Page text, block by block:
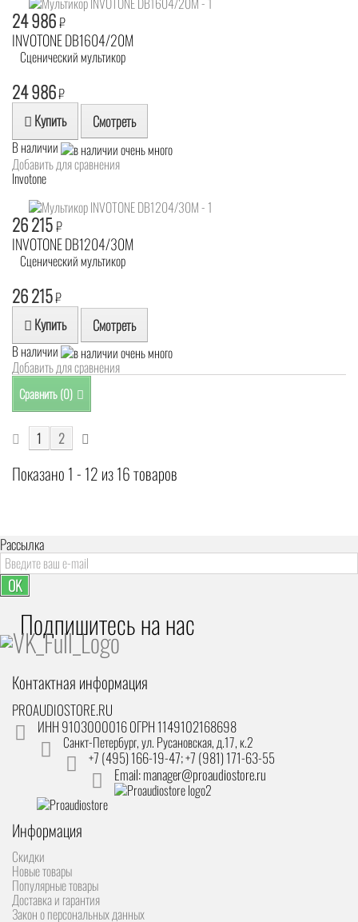
24 986₽
INVOTONE DB1604/20M
Сценический мультикор
24 986₽
Купить Смотреть
В наличии
Добавить для сравнения
Invotone
26 215₽
INVOTONE DB1204/30M
Сценический мультикор
26 215₽
Купить Смотреть
В наличии
Добавить для сравнения
Сравнить (0)
1 2
Показано 1 - 12 из 16 товаров
Рассылка
OK
Подпишитесь на наc
Контактная информация
PROAUDIOSTORE.RU
ИНН 9103000016 ОГРН 1149102168698
Санкт-Петербург,ул. Русановская, д.17, к.2
+7 (495) 166-19-47; +7 (981) 171-63-55
Email: manager@proaudiostore.ru
Информация
Скидки
Новые товары
Популярные товары
Доставка и гарантия
Закон о персональных данных